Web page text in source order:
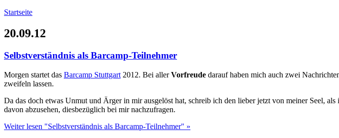
Startseite
20.09.12
Selbstverständnis als Barcamp-Teilnehmer
Morgen startet das Barcamp Stuttgart 2012. Bei allerVorfreude darauf haben mich auch zwei
zweifeln lassen.
Da das doch etwas Unmut und Ärger in mir ausgelöst hat, schreib ich den lieber jetzt von meiner Seel,
davon abzusehen, diesbezüglich bei mir nachzufragen.
Weiter lesen "Selbstverständnis als Barcamp-Teilnehmer" »